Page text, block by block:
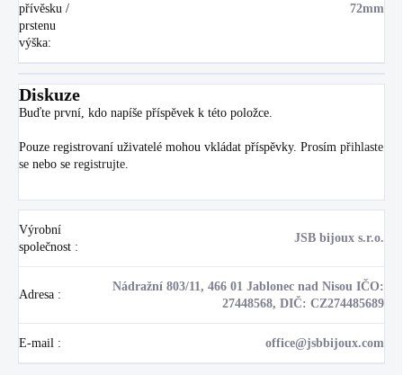
přívěsku /
prstenu
výška:
72mm
Diskuze
Buďte první, kdo napíše příspěvek k této položce.
Pouze registrovaní uživatelé mohou vkládat příspěvky. Prosím přihlaste
se nebo se registrujte
Výrobní
společnost :
JSB bijoux s.r.o.
Adresa :
Nádražní 803/11, 466 01 Jablonec nad Nisou IČO:
27448568, DIČ: CZ274485689
E-mail : office@jsbbijoux.com